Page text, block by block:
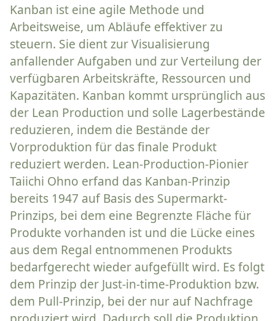
Kanban ist eine agile Methode und
Arbeitsweise, um Abläufe effektiver zu
steuern. Sie dient zur Visualisierung
anfallender Aufgaben und zur Verteilung der
verfügbaren Arbeitskräfte, Ressourcen und
Kapazitäten. Kanban kommt ursprünglich aus
der Lean Production und solle Lagerbestände
reduzieren, indem die Bestände der
Vorproduktion für das finale Produkt
reduziert werden. Lean-Production-Pionier
Taiichi Ohno erfand das Kanban-Prinzip
bereits 1947 auf Basis des Supermarkt-
Prinzips, bei dem eine Begrenzte Fläche für
Produkte vorhanden ist und die Lücke eines
aus dem Regal entnommenen Produkts
bedarfgerecht wieder aufgefüllt wird. Es folgt
dem Prinzip der Just-in-time-Produktion bzw.
dem Pull-Prinzip, bei der nur auf Nachfrage